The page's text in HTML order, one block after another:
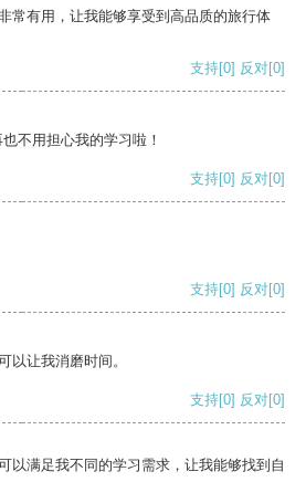
常有用，让我能够享受到高品质的旅行体
支持[0] 反对[0]
不用担心我的学习啦！
支持[0] 反对[0]
支持[0] 反对[0]
以让我消磨时间。
支持[0] 反对[0]
以满足我不同的学习需求，让我能够找到自